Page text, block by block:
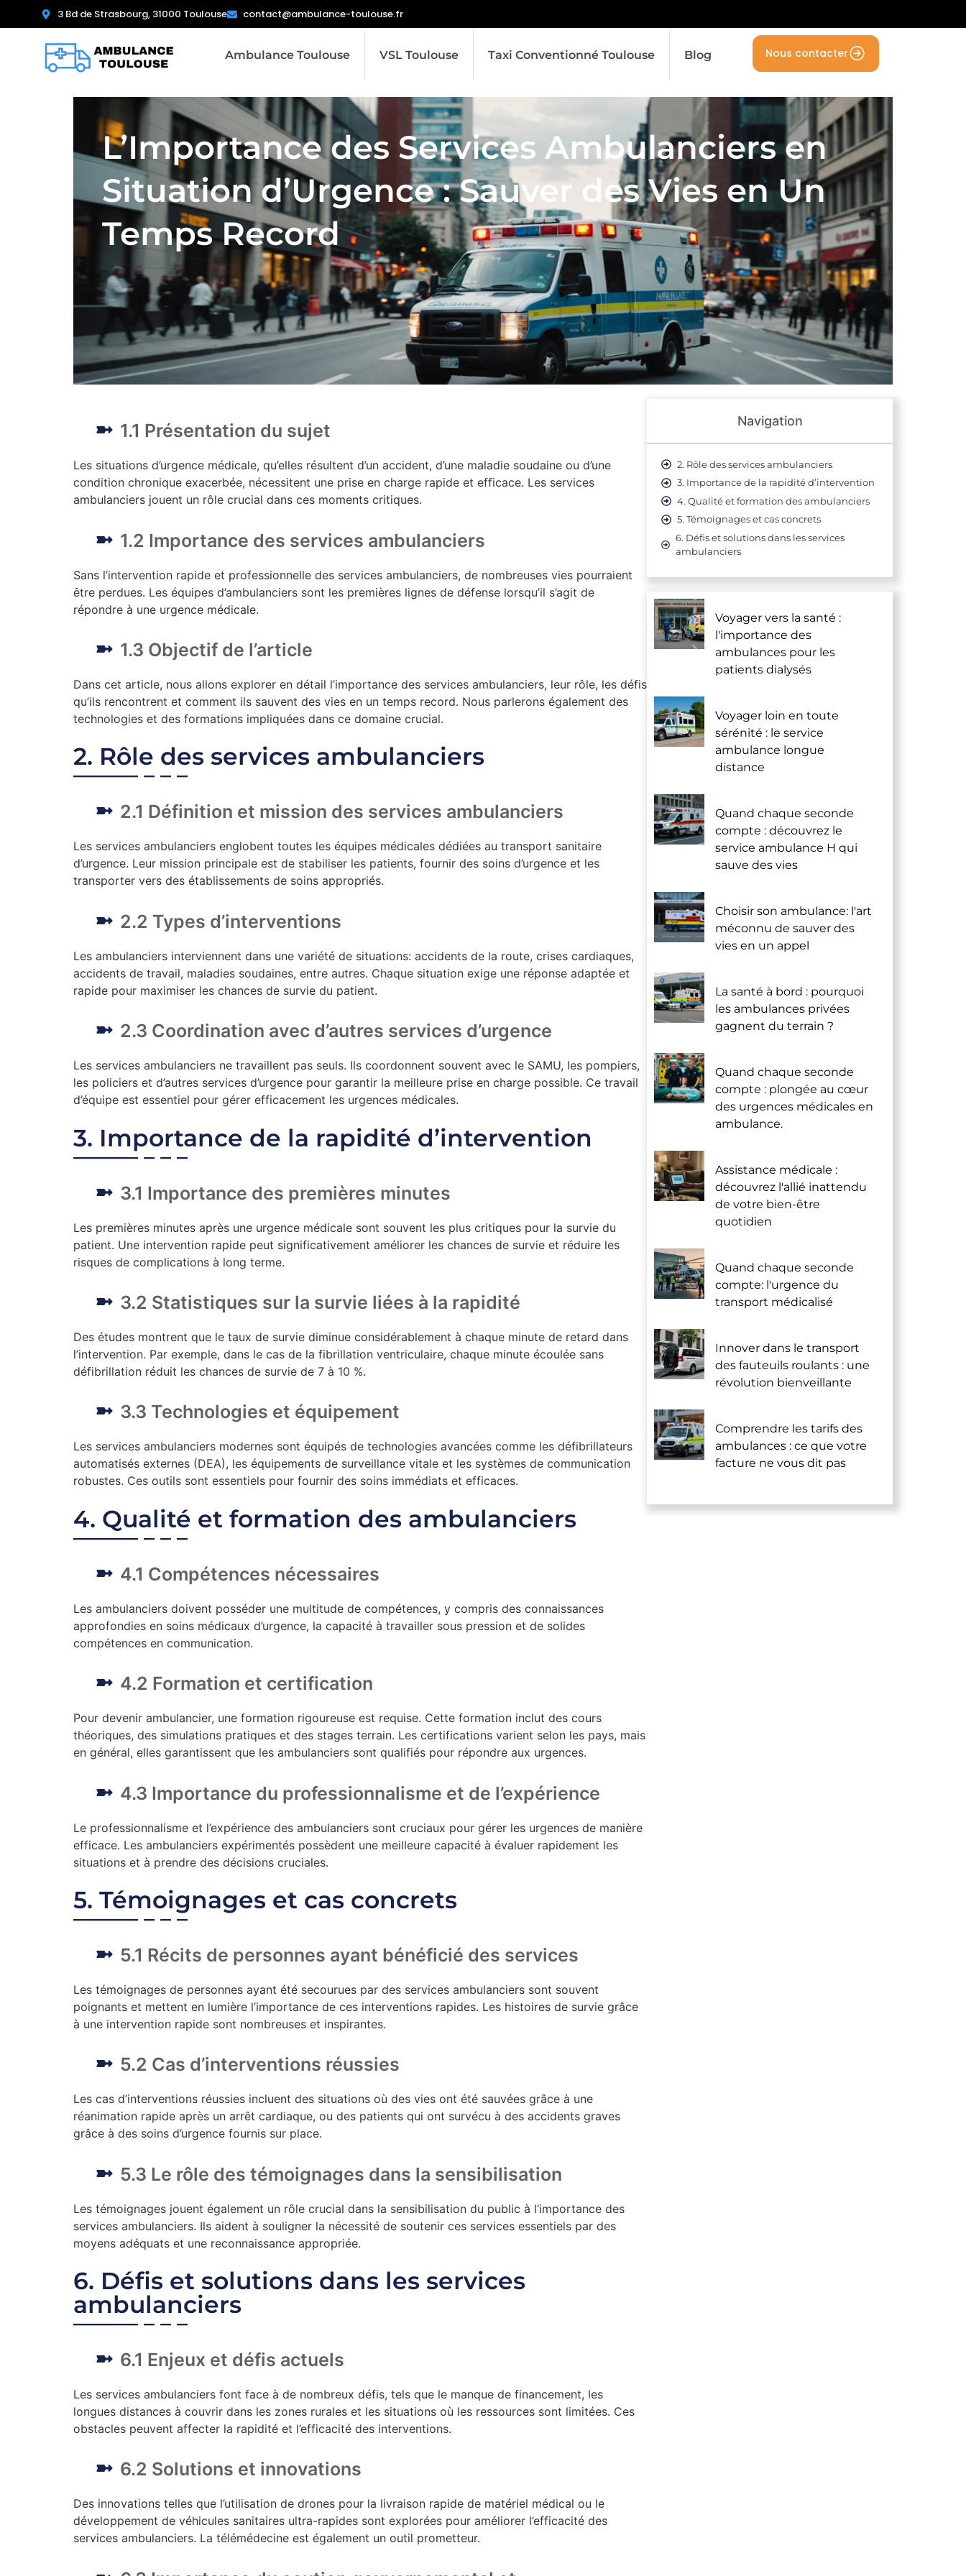
3 Bd de Strasbourg, 31000 Toulouse contact@ambulance-toulouse.fr
Ambulance Toulouse VSL Toulouse Taxi Conventionné Toulouse Blog Nous contacter
L’Importance des Services Ambulanciers en
Situation d’Urgence : Sauver des Vies en Un
Temps Record
1.1 Présentation du sujet
Les situations d’urgence médicale, qu’elles résultent d’un accident, d’une maladie soudaine ou d’une
condition chronique exacerbée, nécessitent une prise en charge rapide et efficace. Les services
ambulanciers jouent un rôle crucial dans ces moments critiques.
1.2 Importance des services ambulanciers
Sans l’intervention rapide et professionnelle des services ambulanciers, de nombreuses vies pourraient
être perdues. Les équipes d’ambulanciers sont les premières lignes de défense lorsqu’il s’agit de
répondre à une urgence médicale.
1.3 Objectif de l’article
Dans cet article, nous allons explorer en détail l’importance des services ambulanciers, leur rôle, les défis
qu’ils rencontrent et comment ils sauvent des vies en un temps record. Nous parlerons également des
technologies et des formations impliquées dans ce domaine crucial.
2. Rôle des services ambulanciers
2.1 Définition et mission des services ambulanciers
Les services ambulanciers englobent toutes les équipes médicales dédiées au transport sanitaire
d’urgence. Leur mission principale est de stabiliser les patients, fournir des soins d’urgence et les
transporter vers des établissements de soins appropriés.
2.2 Types d’interventions
Les ambulanciers interviennent dans une variété de situations: accidents de la route, crises cardiaques,
accidents de travail, maladies soudaines, entre autres. Chaque situation exige une réponse adaptée et
rapide pour maximiser les chances de survie du patient.
2.3 Coordination avec d’autres services d’urgence
Les services ambulanciers ne travaillent pas seuls. Ils coordonnent souvent avec le SAMU, les pompiers,
les policiers et d’autres services d’urgence pour garantir la meilleure prise en charge possible. Ce travail
d’équipe est essentiel pour gérer efficacement les urgences médicales.
3. Importance de la rapidité d’intervention
3.1 Importance des premières minutes
Les premières minutes après une urgence médicale sont souvent les plus critiques pour la survie du
patient. Une intervention rapide peut significativement améliorer les chances de survie et réduire les
risques de complications à long terme.
3.2 Statistiques sur la survie liées à la rapidité
Des études montrent que le taux de survie diminue considérablement à chaque minute de retard dans
l’intervention. Par exemple, dans le cas de la fibrillation ventriculaire, chaque minute écoulée sans
défibrillation réduit les chances de survie de 7 à 10 %.
3.3 Technologies et équipement
Les services ambulanciers modernes sont équipés de technologies avancées comme les défibrillateurs
automatisés externes (DEA), les équipements de surveillance vitale et les systèmes de communication
robustes. Ces outils sont essentiels pour fournir des soins immédiats et efficaces.
4. Qualité et formation des ambulanciers
4.1 Compétences nécessaires
Les ambulanciers doivent posséder une multitude de compétences, y compris des connaissances
approfondies en soins médicaux d’urgence, la capacité à travailler sous pression et de solides
compétences en communication.
4.2 Formation et certification
Pour devenir ambulancier, une formation rigoureuse est requise. Cette formation inclut des cours
théoriques, des simulations pratiques et des stages terrain. Les certifications varient selon les pays, mais
en général, elles garantissent que les ambulanciers sont qualifiés pour répondre aux urgences.
4.3 Importance du professionnalisme et de l’expérience
Le professionnalisme et l’expérience des ambulanciers sont cruciaux pour gérer les urgences de manière
efficace. Les ambulanciers expérimentés possèdent une meilleure capacité à évaluer rapidement les
situations et à prendre des décisions cruciales.
5. Témoignages et cas concrets
5.1 Récits de personnes ayant bénéficié des services
Les témoignages de personnes ayant été secourues par des services ambulanciers sont souvent
poignants et mettent en lumière l’importance de ces interventions rapides. Les histoires de survie grâce
à une intervention rapide sont nombreuses et inspirantes.
5.2 Cas d’interventions réussies
Les cas d’interventions réussies incluent des situations où des vies ont été sauvées grâce à une
réanimation rapide après un arrêt cardiaque, ou des patients qui ont survécu à des accidents graves
grâce à des soins d’urgence fournis sur place.
5.3 Le rôle des témoignages dans la sensibilisation
Les témoignages jouent également un rôle crucial dans la sensibilisation du public à l’importance des
services ambulanciers. Ils aident à souligner la nécessité de soutenir ces services essentiels par des
moyens adéquats et une reconnaissance appropriée.
6. Défis et solutions dans les services
ambulanciers
6.1 Enjeux et défis actuels
Les services ambulanciers font face à de nombreux défis, tels que le manque de financement, les
longues distances à couvrir dans les zones rurales et les situations où les ressources sont limitées. Ces
obstacles peuvent affecter la rapidité et l’efficacité des interventions.
6.2 Solutions et innovations
Des innovations telles que l’utilisation de drones pour la livraison rapide de matériel médical ou le
développement de véhicules sanitaires ultra-rapides sont explorées pour améliorer l’efficacité des
services ambulanciers. La télémédecine est également un outil prometteur.
Navigation
2. Rôle des services ambulanciers
3. Importance de la rapidité d’intervention
4. Qualité et formation des ambulanciers
5. Témoignages et cas concrets
6. Défis et solutions dans les services
ambulanciers
Voyager vers la santé :
l'importance des
ambulances pour les
patients dialysés
Voyager loin en toute
sérénité : le service
ambulance longue
distance
Quand chaque seconde
compte : découvrez le
service ambulance H qui
sauve des vies
Choisir son ambulance: l'art
méconnu de sauver des
vies en un appel
La santé à bord : pourquoi
les ambulances privées
gagnent du terrain ?
Quand chaque seconde
compte : plongée au cœur
des urgences médicales en
ambulance.
Assistance médicale :
découvrez l'allié inattendu
de votre bien-être
quotidien
Quand chaque seconde
compte: l'urgence du
transport médicalisé
Innover dans le transport
des fauteuils roulants : une
révolution bienveillante
Comprendre les tarifs des
ambulances : ce que votre
facture ne vous dit pas